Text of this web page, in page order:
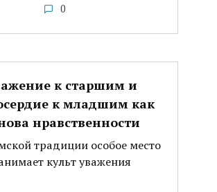
0
к старшим и
к младшим как
нравственности
традиции особое место
культ уважения